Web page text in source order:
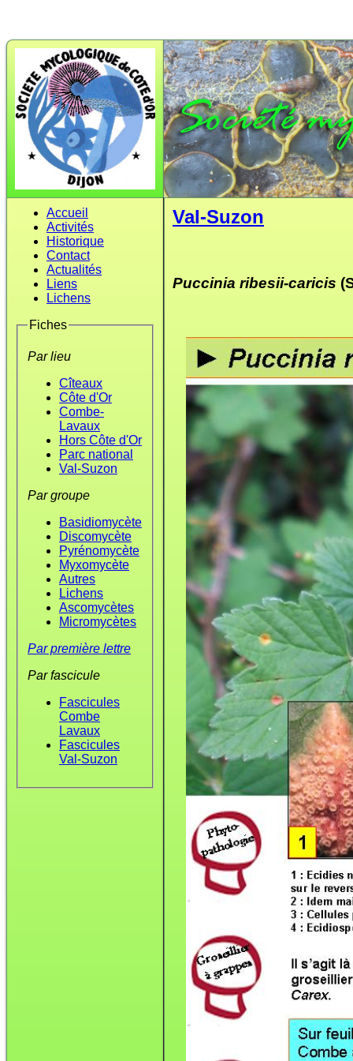
Accueil
Activités
Historique
Contact
Actualités
Liens
Lichens
Fiches
Par lieu
Cîteaux
Côte d'Or
Combe-
Lavaux
Hors Côte d'Or
Parc national
Val-Suzon
Par groupe
Basidiomycète
Discomycète
Pyrénomycète
Myxomycète
Autres
Lichens
Ascomycètes
Micromycètes
Par première lettre
Par fascicule
Fascicules
Combe
Lavaux
Fascicules
Val-Suzon
Val-Suzon
Puccinia ribesii-caricis